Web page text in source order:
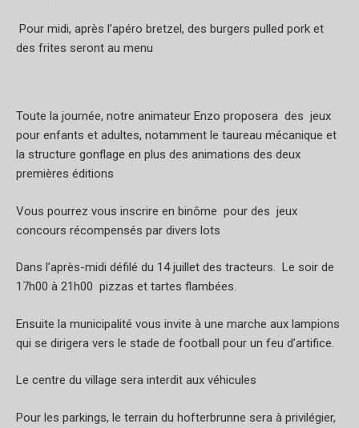
Pour midi, après l’apéro bretzel, des burgers pulled pork et
des frites seront au menu
Toute la journée, notre animateur Enzo proposera des jeux
pour enfants et adultes, notamment le taureau mécanique et
la structure gonflage en plus des animations des deux
premières éditions
Vous pourrez vous inscrire en binôme pour des jeux
concours récompensés par divers lots
Dans l’après-midi défilé du 14 juillet des tracteurs. Le soir de
17h00 à 21h00 pizzas et tartes flambées.
Ensuite la municipalité vous invite à une marche aux lampions
qui se dirigera vers le stade de football pour un feu d’artifice.
Le centre du village sera interdit aux véhicules
Pour les parkings, le terrain du hofterbrunne sera à privilégier,